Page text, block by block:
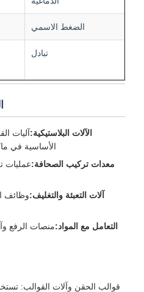
الضغط الاسمي
الآلات البلاستيكية:آليات
الأساسية في
معدات تركيب الصحافة:عمليات
آلات التعبئة والتغليف:وظائف السد
التعامل مع المواد:منصات الرفع وآليات
قوالب الحقن وآلات القوالب: تستخدم